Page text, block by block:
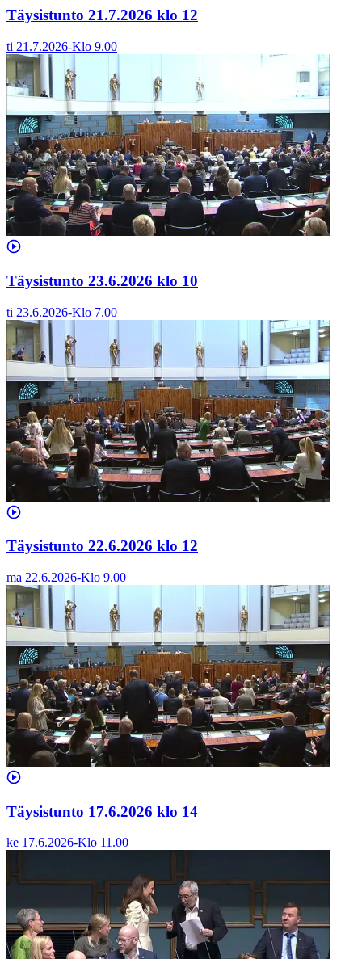
Täysistunto 21.7.2026 klo 12
ti 21.7.2026-Klo 9.00
Täysistunto 23.6.2026 klo 10
ti 23.6.2026-Klo 7.00
Täysistunto 22.6.2026 klo 12
ma 22.6.2026-Klo 9.00
Täysistunto 17.6.2026 klo 14
ke 17.6.2026-Klo 11.00